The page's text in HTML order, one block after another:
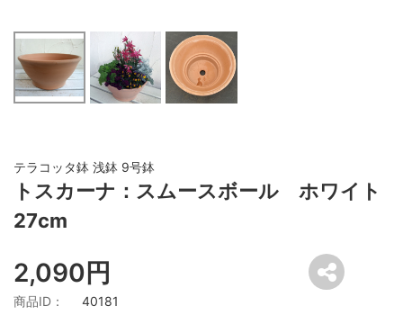
テラコッタ鉢 浅鉢 9号鉢
トスカーナ：スムースボール ホワイト
27cm
2,090円
商品ID： 40181